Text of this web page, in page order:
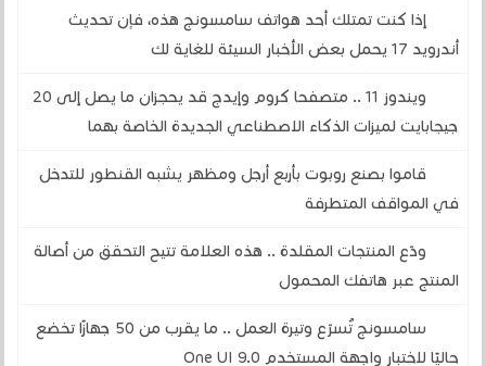
إذا كنت تمتلك أحد هواتف سامسونج هذه، فإن تحديث
أندرويد 17 يحمل بعض الأخبار السيئة للغاية لك
ويندوز 11 .. متصفحا كروم وإيدج قد يحجزان ما يصل إلى 20
جيجابايت لميزات الذكاء الاصطناعي الجديدة الخاصة بهما
قاموا بصنع روبوت بأربع أرجل ومظهر يشبه القنطور للتدخل
في المواقف المتطرفة
ودّع المنتجات المقلدة .. هذه العلامة تتيح التحقق من أصالة
المنتج عبر هاتفك المحمول
سامسونج تُسرّع وتيرة العمل .. ما يقرب من 50 جهازًا تخضع
حاليًا لاختبار واجهة المستخدم One UI 9.0